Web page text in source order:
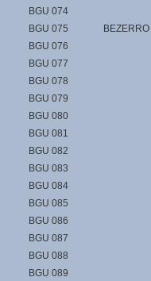
BGU 074
BGU 075
BEZERRO
BGU 076
BGU 077
BGU 078
BGU 079
BGU 080
BGU 081
BGU 082
BGU 083
BGU 084
BGU 085
BGU 086
BGU 087
BGU 088
BGU 089